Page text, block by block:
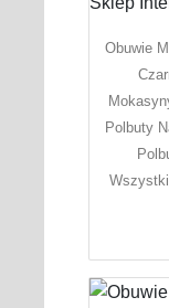
Obuwie
Polbuty